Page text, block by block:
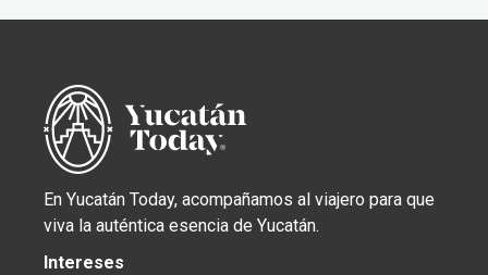
En Yucatán Today, acompañamos al viajero para que
viva la auténtica esencia de Yucatán.
Intereses